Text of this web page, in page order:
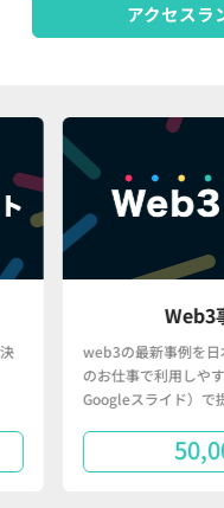
アクセスラ
Web3
web3の最新事例を
のお仕事で利用しや
Googleスライド）で